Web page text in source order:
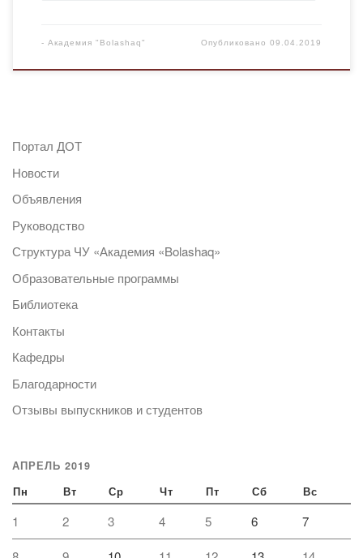
- Академия "Bolashaq" Опубликовано09.04.2019
Портал ДОТ
Новости
Объявления
Руководство
Структура ЧУ «Академия «Bolashaq»
Образовательные программы
Библиотека
Контакты
Кафедры
Благодарности
Отзывы выпускников и студентов
АПРЕЛЬ 2019
Пн Вт Ср Чт Пт Сб Вс
1 2 3 4 5 6 7